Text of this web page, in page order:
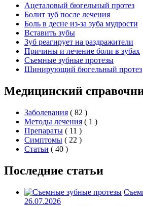
Ацеталовый бюгельный протез
Болит зуб после лечения
Боль в десне из-за зуба мудрости
Вставить зубы
Зуб реагирует на раздражители
Причины и лечение боли в зубах
Съемные зубные протезы
Шинирующий бюгельный протез
Медицинский
Заболевания ( 82 )
Методы лечения ( 1 )
Препараты ( 11 )
Симптомы ( 22 )
Статьи ( 40 )
Последние статьи
26.07.2026